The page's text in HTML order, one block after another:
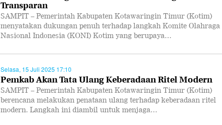
Transparan
SAMPIT – Pemerintah Kabupaten Kotawaringin Timur (Kotim)
menyatakan dukungan penuh terhadap langkah Komite Olahraga
Nasional Indonesia (KONI) Kotim yang berupaya…
Selasa, 15 Juli 2025 17:10
Pemkab Akan Tata Ulang Keberadaan Ritel Modern
SAMPIT – Pemerintah Kabupaten Kotawaringin Timur (Kotim)
berencana melakukan penataan ulang terhadap keberadaan ritel
modern. Langkah ini diambil untuk menjaga…